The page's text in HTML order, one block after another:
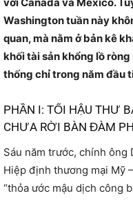
Washington tuần này
quan, mà nằm ở bản kê
khối tài sản khổng lồ
thống chỉ trong năm đầu
PHẦN I: TỐI HẬU THƯ
CHƯA RỜI BÀN ĐÀM
Sáu năm trước, chính ông
Hiệp định thương mại Mỹ
“thỏa ước mậu dịch công